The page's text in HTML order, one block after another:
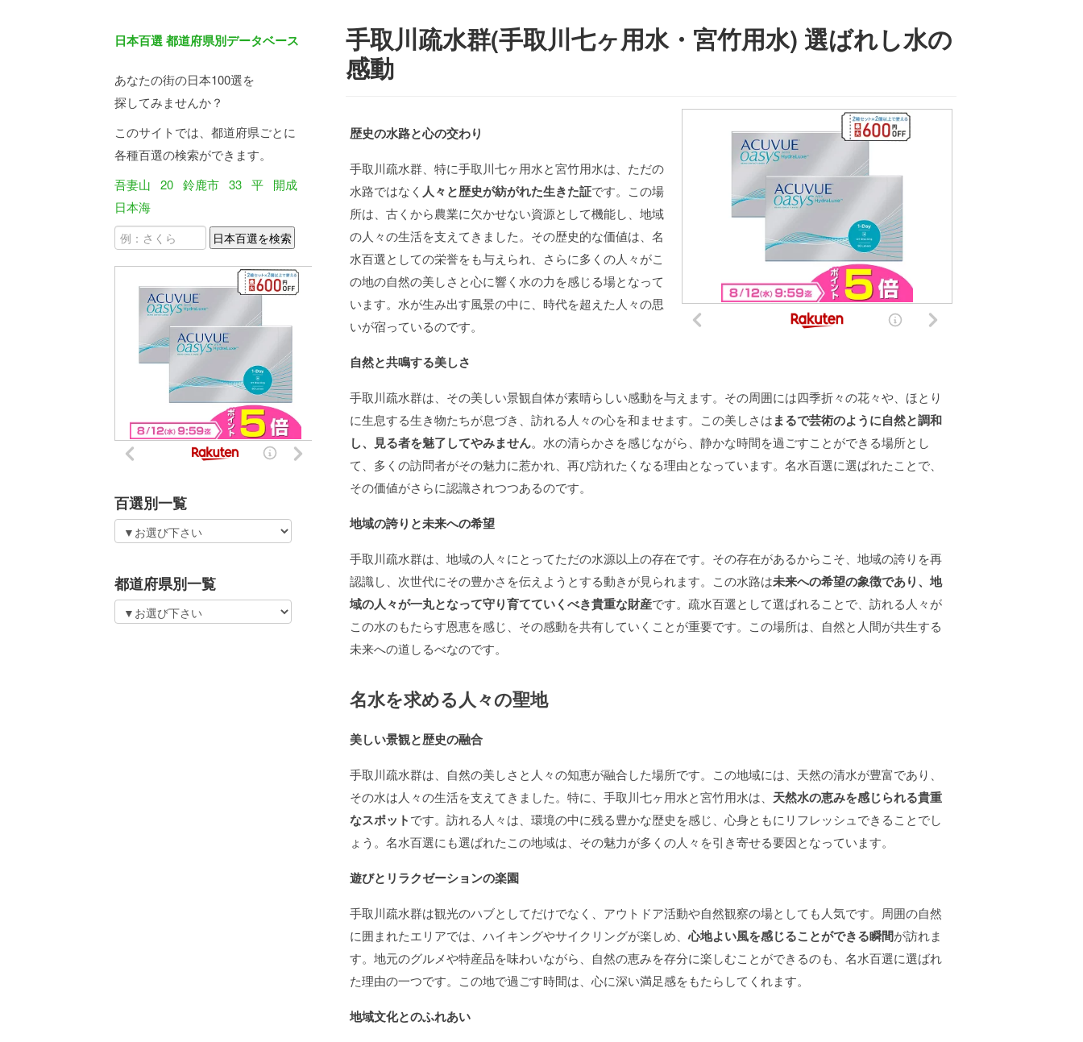
日本百選 都道府県別データベース
あなたの街の日本100選を
探してみませんか？
このサイトでは、都道府県ごとに
各種百選の検索ができます。
吾妻山
20 鈴鹿市 33 平
開成
日本海
百選別一覧
都道府県別一覧
手取川疏水群(手取川七ヶ用水・宮竹用水) 選ばれし水の
感動
歴史の水路と心の交わり
手取川疏水群、特に手取川七ヶ用水と宮竹用水は、ただの
水路ではなく 人々と歴史が紡がれた生きた証です。この場
所は、古くから農業に欠かせない資源として機能し、地域
の人々の生活を支えてきました。その歴史的な価値は、名
水百選としての栄誉をも与えられ、さらに多くの人々がこ
の地の自然の美しさと心に響く水の力を感じる場となって
います。水が生み出す風景の中に、時代を超えた人々の思
いが宿っているのです。
自然と共鳴する美しさ
手取川疏水群は、その美しい景観自体が素晴らしい感動を与えます。その周囲には四季折々の花々や、ほとり
に生息する生き物たちが息づき、訪れる人々の心を和ませます。この美しさはまるで芸術のように自然と調和
し、見る者を魅了してやみません。水の清らかさを感じながら、静かな時間を過ごすことができる場所とし
て、多くの訪問者がその魅力に惹かれ、再び訪れたくなる理由となっています。名水百選に選ばれたことで、
その価値がさらに認識されつつあるのです。
地域の誇りと未来への希望
手取川疏水群は、地域の人々にとってただの水源以上の存在です。その存在があるからこそ、地域の誇りを再
認識し、次世代にその豊かさを伝えようとする動きが見られます。この水路は未来への希望の象徴であり、地
域の人々が一丸となって守り育てていくべき貴重な財産です。疏水百選として選ばれることで、訪れる人々が
この水のもたらす恩恵を感じ、その感動を共有していくことが重要です。この場所は、自然と人間が共生する
未来への道しるべなのです。
名水を求める人々の聖地
美しい景観と歴史の融合
手取川疏水群は、自然の美しさと人々の知恵が融合した場所です。この地域には、天然の清水が豊富であり、
その水は人々の生活を支えてきました。特に、手取川七ヶ用水と宮竹用水は、 天然水の恵みを感じられる貴重
なスポットです。訪れる人々は、環境の中に残る豊かな歴史を感じ、心身ともにリフレッシュできることでし
ょう。名水百選にも選ばれたこの地域は、その魅力が多くの人々を引き寄せる要因となっています。
遊びとリラクゼーションの楽園
手取川疏水群は観光のハブとしてだけでなく、アウトドア活動や自然観察の場としても人気です。周囲の自然
に囲まれたエリアでは、ハイキングやサイクリングが楽しめ、心地よい風を感じることができる瞬間が訪れま
す。地元のグルメや特産品を味わいながら、自然の恵みを存分に楽しむことができるのも、名水百選に選ばれ
た理由の一つです。この地で過ごす時間は、心に深い満足感をもたらしてくれます。
地域文化とのふれあい